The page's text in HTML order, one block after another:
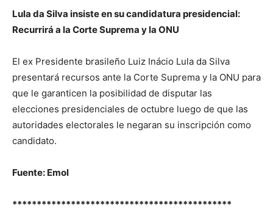
Lula da Silva insiste en su candidatura presidencial:
Recurrirá a la Corte Suprema y la ONU
El ex Presidente brasileño Luiz Inácio Lula da Silva
presentará recursos ante la Corte Suprema y la ONU para
que le garanticen la posibilidad de disputar las
elecciones presidenciales de octubre luego de que las
autoridades electorales le negaran su inscripción como
candidato.
Fuente: Emol
*********************************************